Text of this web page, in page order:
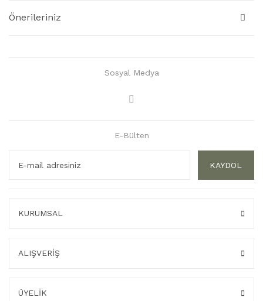
Önerileriniz
Sosyal Medya
E-Bülten
KAYDOL
KURUMSAL
ALIŞVERİŞ
ÜYELİK